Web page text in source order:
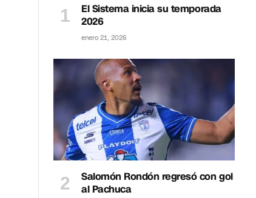
El Sistema inicia su temporada
2026
enero 21, 2026
Salomón Rondón regresó con gol
al Pachuca